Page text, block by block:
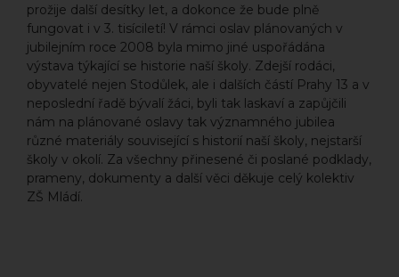
prožije další desítky let, a dokonce že bude plně
fungovat i v 3. tisíciletí! V rámci oslav plánovaných v
jubilejním roce 2008 byla mimo jiné uspořádána
výstava týkající se historie naší školy. Zdejší rodáci,
obyvatelé nejen Stodůlek, ale i dalších částí Prahy 13 a v
neposlední řadě bývalí žáci, byli tak laskaví a zapůjčili
nám na plánované oslavy tak významného jubilea
různé materiály související s historií naší školy, nejstarší
školy v okolí. Za všechny přinesené či poslané podklady,
prameny, dokumenty a další věci děkuje celý kolektiv
ZŠ Mládí.